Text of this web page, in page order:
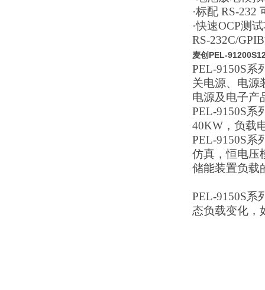
·标配 RS-232
·快速OCP测
RS-232C/
麦创PEL-
PEL-9150S系
关电源、电源
电源及电子产
PEL-9150S系
40KW，负载
PEL-9150S系
仿真，恒电压
储能装置负载
PEL-9150S系
态负载变化，